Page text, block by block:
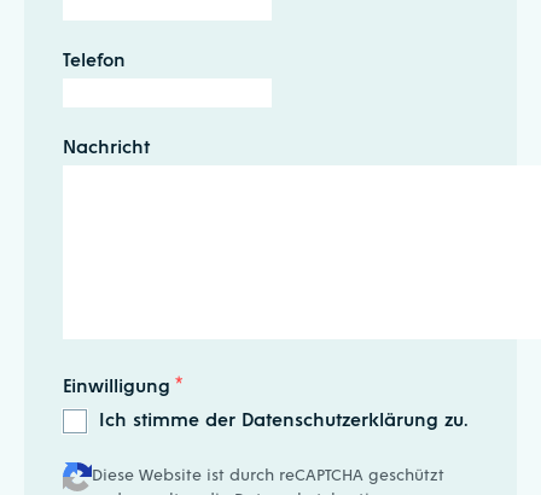
Telefon
Nachricht
Einwilligung *
Ich stimme der Datenschutzerklärung zu.
Diese Website ist durch reCAPTCHA geschützt